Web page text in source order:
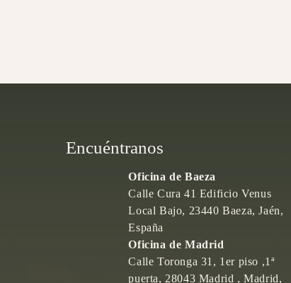
Encuéntranos
Oficina de Baeza
Calle Cura 41 Edificio Venus
Local Bajo, 23440 Baeza, Jaén,
España
Oficina de Madrid
Calle Toronga 31, 1er piso ,1ª
puerta, 28043 Madrid , Madrid,